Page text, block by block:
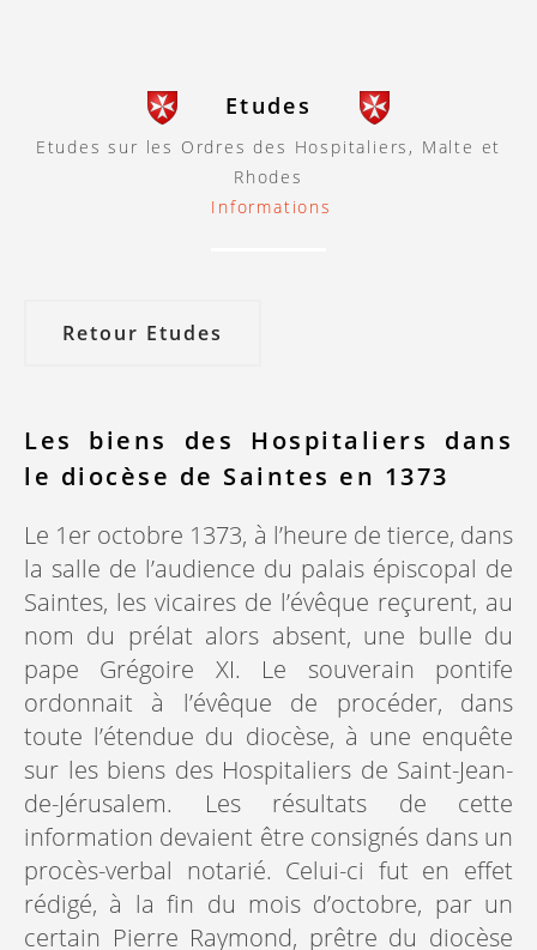
Etudes
Etudes sur les Ordres des Hospitaliers, Malte et
Rhodes
Informations
Retour Etudes
Les biens des Hospitaliers dans
le diocèse de Saintes en 1373
Le 1er octobre 1373, à l’heure de tierce, dans
la salle de l’audience du palais épiscopal de
Saintes, les vicaires de l’évêque reçurent, au
nom du prélat alors absent, une bulle du
pape Grégoire XI. Le souverain pontife
ordonnait à l’évêque de procéder, dans
toute l’étendue du diocèse, à une enquête
sur les biens des Hospitaliers de Saint-Jean-
de-Jérusalem. Les résultats de cette
information devaient être consignés dans un
procès-verbal notarié. Celui-ci fut en effet
rédigé, à la fin du mois d’octobre, par un
certain Pierre Raymond, prêtre du diocèse